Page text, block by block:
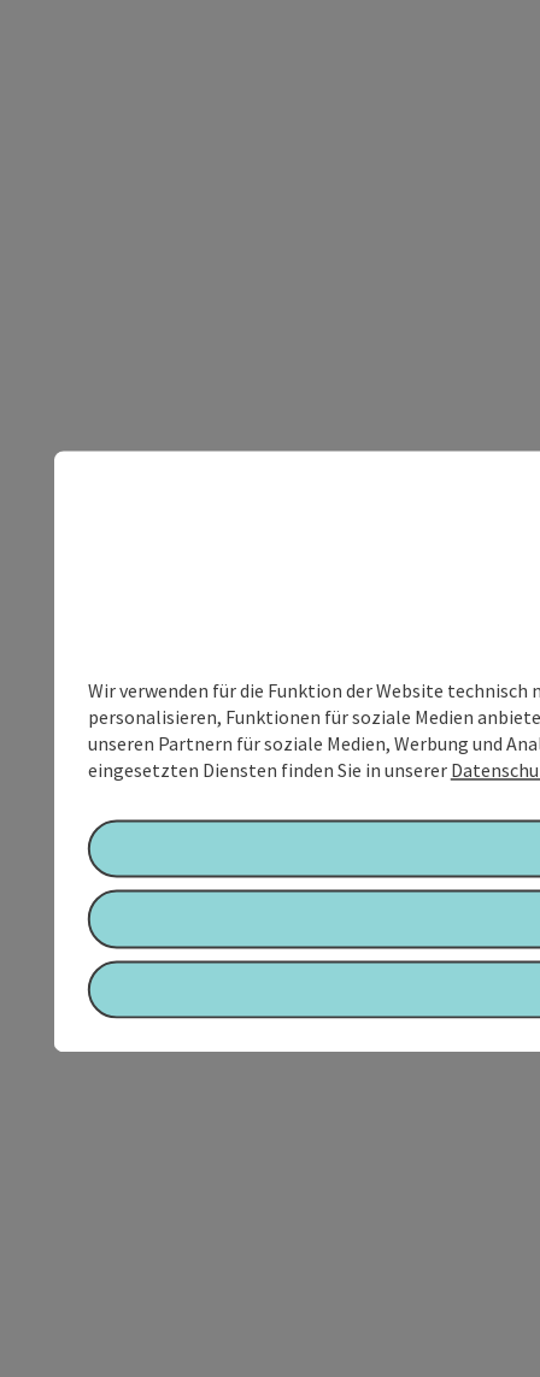
Wir verwenden für die Funktion der Website
personalisieren, Funktionen für soziale Medien
unseren Partnern für soziale Medien, Werbung und
eingesetzten Diensten finden Sie in unserer